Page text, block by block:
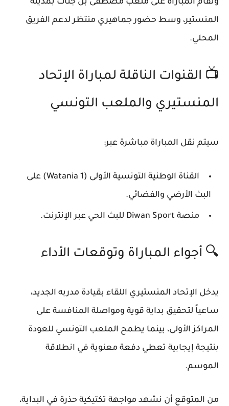
المنستير، وسط حضور جماهيري منتظر لدعم الفريق
المحلي.
📺 القنوات الناقلة لمباراة الإتحاد
المنستيري والملعب التونسي
سيتم نقل المباراة مباشرة عبر:
القناة الوطنية التونسية الأولى
(Watania 1) على
البث الأرضي والفضائي.
منصة Diwan Sport للبث الحي عبر الإنترنت.
🔍 أجواء المباراة وتوقعات الأداء
يدخل الإتحاد المنستيري اللقاء بقيادة مدربه الجديد،
ساعياً لتحقيق بداية قوية ومواصلة المنافسة على
المراكز الأولى، بينما يطمح الملعب التونسي للعودة
بنتيجة إيجابية تعطي دفعة معنوية في انطلاقة
الموسم.
من المتوقع أن نشهد مواجهة تكتيكية حذرة في البداية،